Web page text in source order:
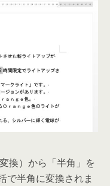
換）から「半角」を
で半角に変換されま